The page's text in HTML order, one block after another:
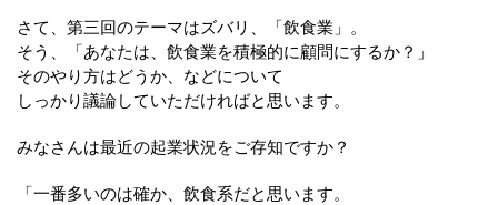
さて、第三回のテーマはズバリ、「飲食業」。
そう、「あなたは、飲食業を積極的に顧問にするか？」
そのやり方はどうか、などについて
しっかり議論していただければと思います。
みなさんは最近の起業状況をご存知ですか？
「一番多いのは確か、飲食系だと思います。